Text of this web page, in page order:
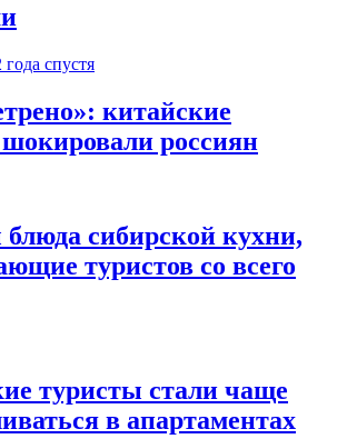
года спустя
китайские
россиян
сибирской кухни,
туристов со всего
туристы стали чаще
в апартаментах